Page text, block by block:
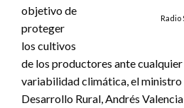
Radio
objetivo de
proteger
los cultivos
de los productores ante
variabilidad climática, el
Desarrollo Rural, Andrés